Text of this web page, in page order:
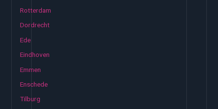
Rotterdam
Dordrecht
Ede
Eindhoven
Emmen
Enschede
Tilburg